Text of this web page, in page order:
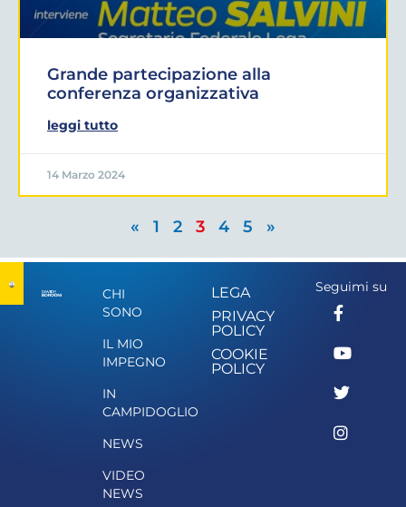
Grande partecipazione alla
conferenza organizzativa
leggi tutto
14 Marzo 2024
« 1 2 3 4 5 »
CHI
SONO
IL MIO
IMPEGNO
IN
CAMPIDOGLIO
NEWS
VIDEO
NEWS
LEGA
PRIVACY
POLICY
COOKIE
POLICY
Seguimi su